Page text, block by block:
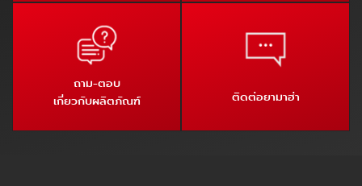
ถาม-ตอบ
เกี่ยวกับผลิตภัณฑ์
ติดต่อยามาฮ่า